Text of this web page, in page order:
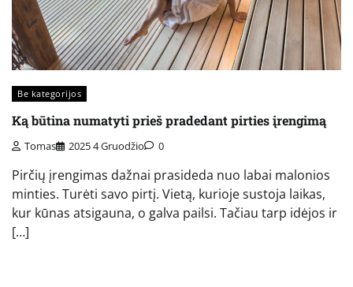
Be kategorijos
Ką būtina numatyti prieš pradedant pirties įrengimą
Tomas 2025 4 Gruodžio 0
Pirčių įrengimas dažnai prasideda nuo labai malonios
minties. Turėti savo pirtį. Vietą, kurioje sustoja laikas,
kur kūnas atsigauna, o galva pailsi. Tačiau tarp idėjos ir
[…]